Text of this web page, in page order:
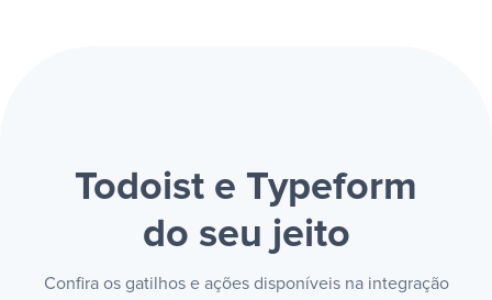
Todoist e Typeform
do seu jeito
Confira os gatilhos e ações disponíveis na integração